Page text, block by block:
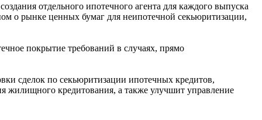
отдельного ипотечного агента для каждого выпуска
о рынке ценных бумаг для неипотечной секьюритизации,
покрытие требований в случаях, прямо
сделок по секьюритизации ипотечных кредитов,
жилищного кредитования, а также улучшит управление